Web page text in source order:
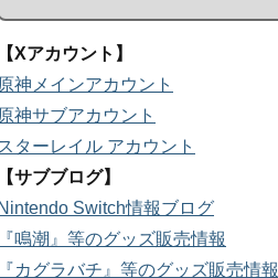
Xアカウント】
神メインアカウント
神サブアカウント
ターレイル アカウント
サブブログ】
Switch情報ブログ
鳴潮』等のグッズ販売情報
カグラバチ』等のグッズ販売情報